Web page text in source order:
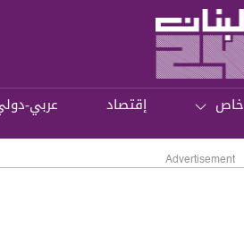
خاص إقتصاد عربي-
Advertisement